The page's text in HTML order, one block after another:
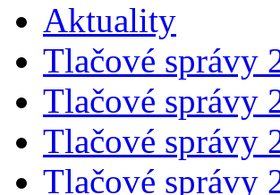
Aktuality
Tlačové správy
Tlačové správy
Tlačové správy
Tlačové správy